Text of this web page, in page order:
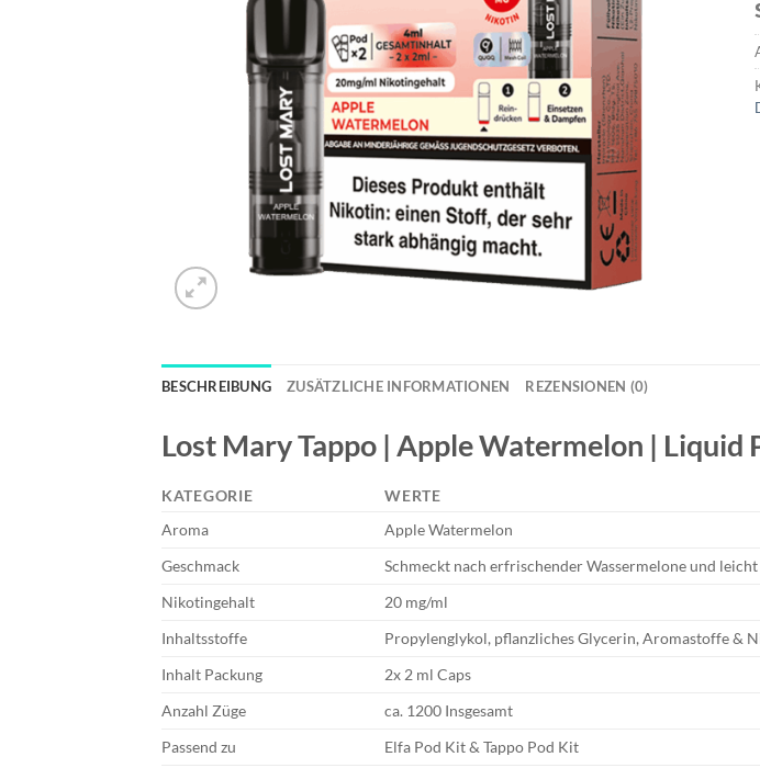
BESCHREIBUNG ZUSÄTZLICHE INFORMATIONEN REZENSIONEN (0)
Lost Mary Tappo | Apple Watermelon | Liquid
KATEGORIE
WERTE
Aroma
Apple Watermelon
Geschmack
Schmeckt nach erfrischender Wassermelone und
Nikotingehalt
20 mg/ml
Inhaltsstoffe
Propylenglykol, pflanzliches Glycerin, Aromastoffe &
Inhalt Packung
2x 2 ml Caps
Anzahl Züge
ca. 1200 Insgesamt
Passend zu
Elfa Pod Kit & Tappo Pod Kit